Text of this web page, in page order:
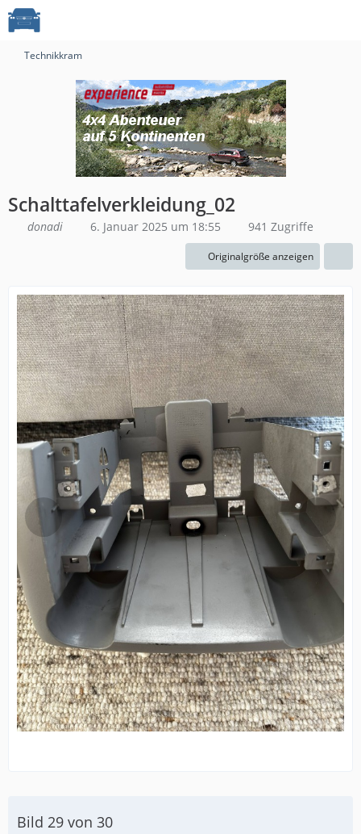
Technikkram
Schalttafelverkleidung_02
donadi 6. Januar 2025 um 18:55 941 Zugriffe
Originalgröße anzeigen
Bild 29 von 30